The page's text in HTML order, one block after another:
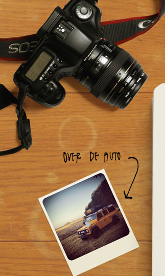
Overslaan en naar de algemene inhoud gaan